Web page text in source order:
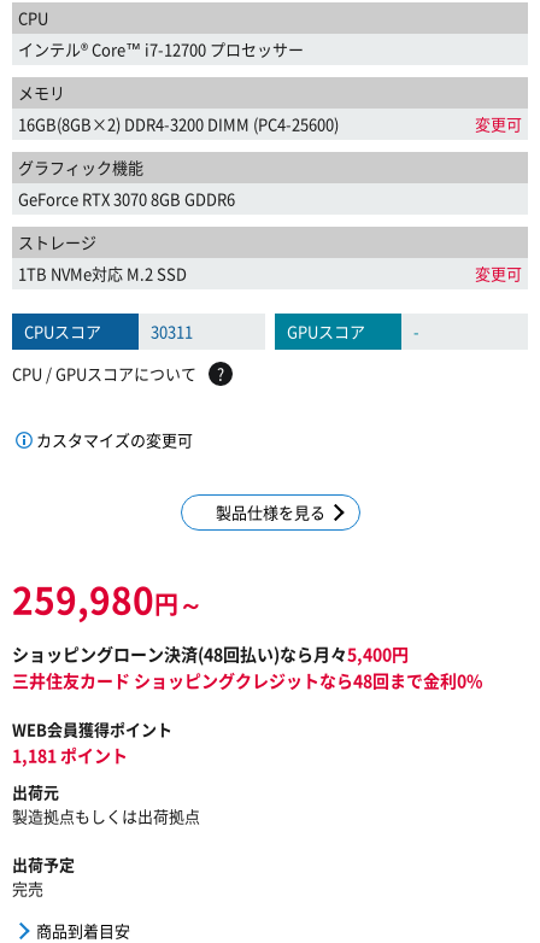
CPU
インテル® Core™ i7-12700 プロセッサー
メモリ
16GB(8GB×2) DDR4-3200 DIMM (PC4-25600)
変更可
グラフィック機能
GeForce RTX 3070 8GB GDDR6
ストレージ
1TB NVMe対応 M.2 SSD
変更可
CPUスコア 30311 GPUスコア
-
CPU / GPUスコアについて
?
カスタマイズの変更可
製品仕様を見る
259,980円～
ショッピングローン決済(48回払い)なら月々5,400円
三井住友カード ショッピングクレジットなら48回まで金利0%
WEB会員獲得ポイント
1,181 ポイント
出荷元
製造拠点もしくは出荷拠点
出荷予定
完売
商品到着目安